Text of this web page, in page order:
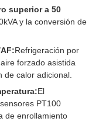
superior a 50
y la conversión de
Refrigeración por
forzado asistida
de calor adicional.
El
PT100
de enrollamiento